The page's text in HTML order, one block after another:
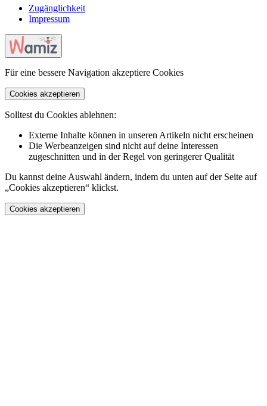
Zugänglichkeit
Impressum
Für eine bessere Navigation akzeptiere Cookies
Cookies akzeptieren
Solltest du Cookies ablehnen:
Externe Inhalte können in unseren Artikeln nicht erscheinen
Die Werbeanzeigen sind nicht auf deine Interessen
zugeschnitten und in der Regel von geringerer Qualität
Du kannst deine Auswahl ändern, indem du unten auf der Seite auf
„Cookies akzeptieren“ klickst.
Cookies akzeptieren